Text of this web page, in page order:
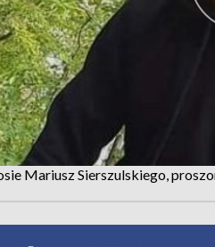
Mariusz Sierszulskiego,